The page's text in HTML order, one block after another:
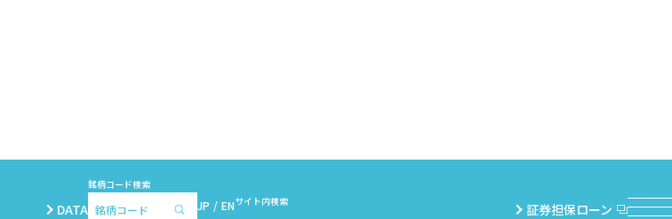
DATA
銘柄コード検索
JP ENサイト内検索 証券担保ローン